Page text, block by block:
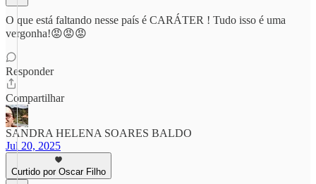
O que está faltando nesse país é CARÁTER ! Tudo isso é uma
vergonha!😡😡😡
Responder
Compartilhar
SANDRA HELENA SOARES BALDO
Jul 20, 2025
Curtido por Oscar Filho